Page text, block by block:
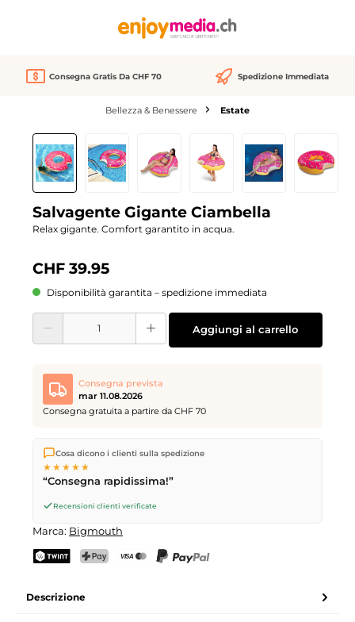
Consegna Gratis Da CHF 70 Spedizione Immediata
Bellezza & Benessere Estate
Salta la galleria di immagini
Salvagente Gigante Ciambella
Relax gigante. Comfort garantito in acqua.
CHF 39.95
Disponibilità garantita – spedizione immediata
Quantità del prodotto: inserisci la quantità desiderata o usa i pulsanti per
Aggiungi al carrello
Consegna prevista
mar 11.08.2026
Consegna gratuita a partire da CHF 70
Spediamo direttamente dal nostro magazzino a Kriens, in
Svizzera.Consegna gratuitaa partire da
effettuati entro le
giorno lavorativo successivo
Cosa dicono i clienti sulla spedizione
★★★★★
“Consegna rapidissima!”
Recensioni clienti verificate
Marca: Bigmouth
Descrizione